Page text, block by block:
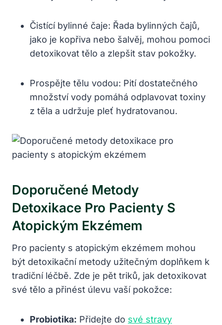
Čistící bylinné čaje: Řada bylinných čajů,
jako je kopřiva nebo šalvěj, mohou pomoci
detoxikovat tělo a zlepšit stav pokožky.
Prospějte tělu vodou: Pití dostatečného
množství vody pomáhá odplavovat toxiny
z těla a udržuje pleť hydratovanou.
Doporučené Metody
Detoxikace Pro Pacienty S
Atopickým Ekzémem
Pro pacienty s atopickým ekzémem mohou
být detoxikační metody užitečným doplňkem k
tradiční léčbě. Zde je pět triků, jak detoxikovat
své tělo a přinést úlevu vaší pokožce:
Probiotika: Přidejte do své stravy